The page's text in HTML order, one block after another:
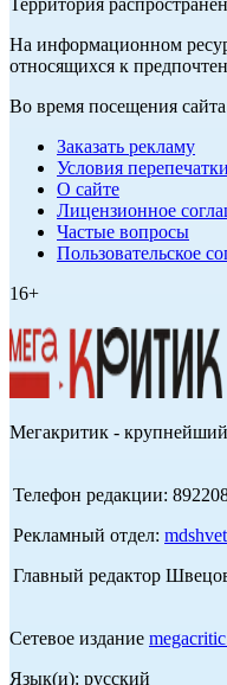
Территория
На информационном
относящихся к
Во время посещения
Заказать рекламу
Условия перепечатки
О сайте
Лицензионное
Частые вопросы
Пользовательское
16+
Мегакритик - крупнейший
Телефон редакции:
Рекламный отдел:
Главный редактор
Сетевое издание
Язык(и): русский